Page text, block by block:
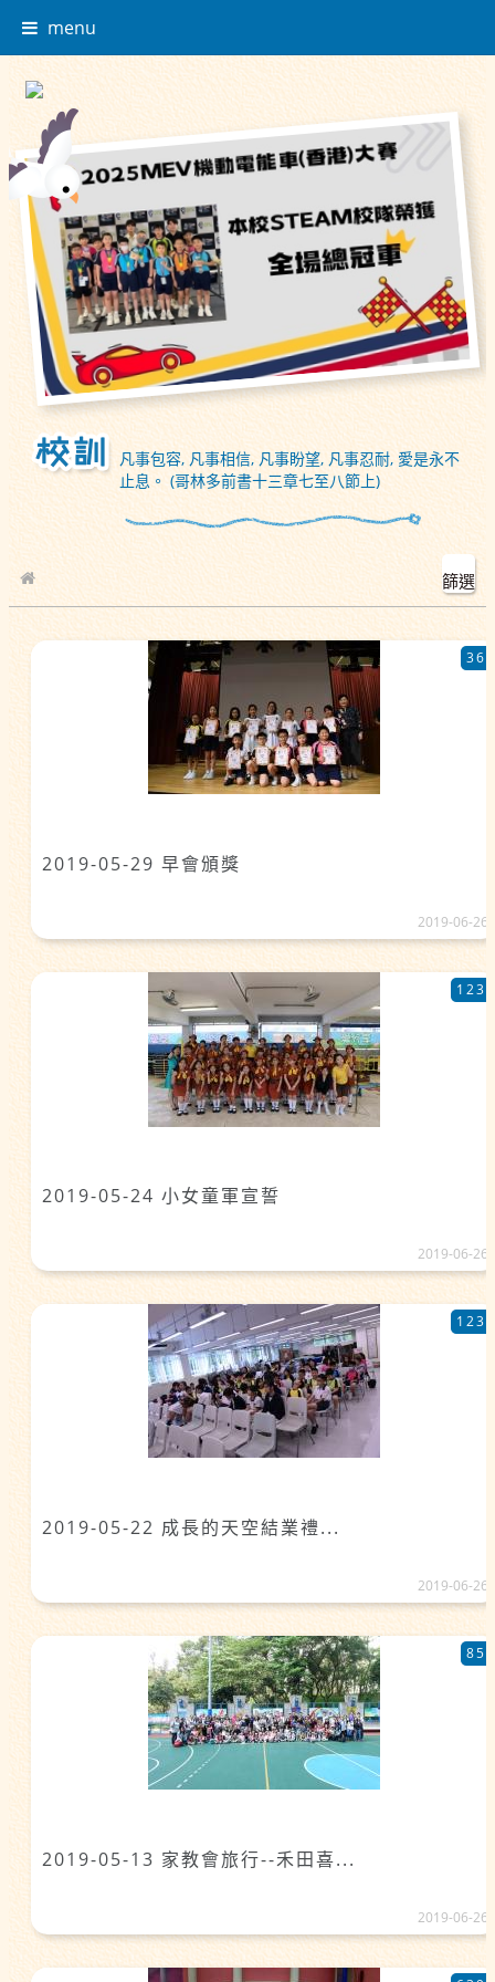
menu
凡事包容, 凡事相信, 凡事盼望, 凡事忍耐, 愛是永不
止息。 (哥林多前書十三章七至八節上)
校園相簿
篩選
2019-05-29 早會頒獎
36
2019-06-26
2019-05-24 小女童軍宣誓
123
2019-06-26
2019-05-22 成長的天空結業禮...
123
2019-06-26
2019-05-13 家教會旅行--禾田喜...
85
2019-06-26